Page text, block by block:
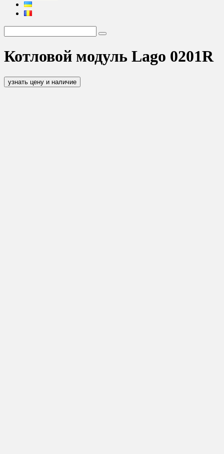
Котловой модуль Lago 0201R
узнать цену и наличие